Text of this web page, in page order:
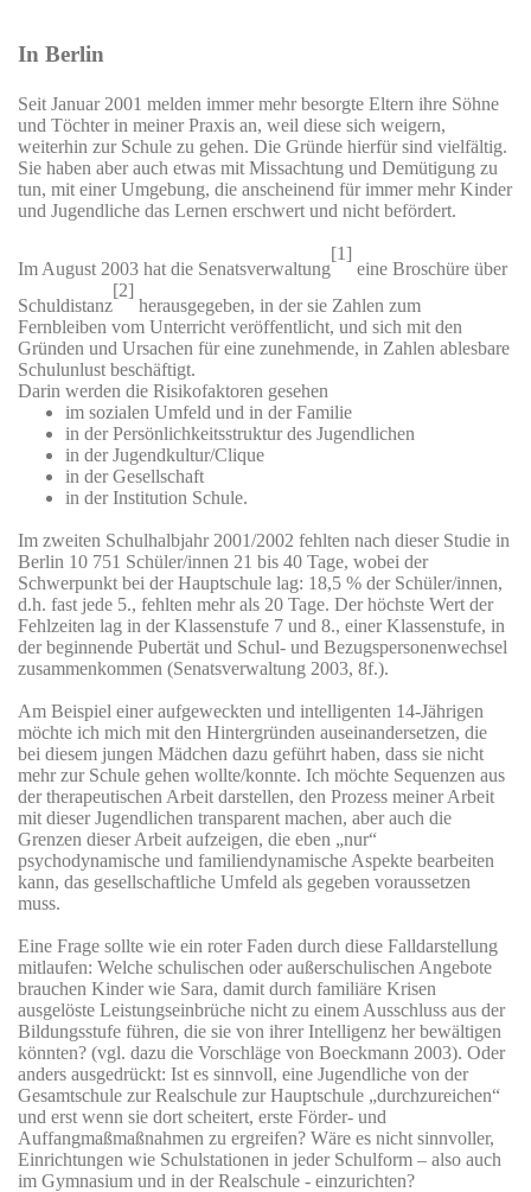
In Berlin
Seit Januar 2001 melden immer mehr besorgte Eltern ihre Söhne
und Töchter in meiner Praxis an, weil diese sich weigern,
weiterhin zur Schule zu gehen. Die Gründe hierfür sind vielfältig.
Sie haben aber auch etwas mit Missachtung und Demütigung zu
tun, mit einer Umgebung, die anscheinend für immer mehr Kinder
und Jugendliche das Lernen erschwert und nicht befördert.
Im August 2003 hat die Senatsverwaltung
[1]
eine Broschüre über
Schuldistanz
[2]
herausgegeben, in der sie Zahlen zum
Fernbleiben vom Unterricht veröffentlicht, und sich mit den
Gründen und Ursachen für eine zunehmende, in Zahlen ablesbare
Schulunlust beschäftigt.
Darin werden die Risikofaktoren gesehen
im sozialen Umfeld und in der Familie
in der Persönlichkeitsstruktur des Jugendlichen
in der Jugendkultur/Clique
in der Gesellschaft
in der Institution Schule.
Im zweiten Schulhalbjahr 2001/2002 fehlten nach dieser Studie in
Berlin 10 751 Schüler/innen 21 bis 40 Tage, wobei der
Schwerpunkt bei der Hauptschule lag: 18,5 % der Schüler/innen,
d.h. fast jede 5., fehlten mehr als 20 Tage. Der höchste Wert der
Fehlzeiten lag in der Klassenstufe 7 und 8., einer Klassenstufe, in
der beginnende Pubertät und Schul- und Bezugspersonenwechsel
zusammenkommen (Senatsverwaltung 2003, 8f.).
Am Beispiel einer aufgeweckten und intelligenten 14-Jährigen
möchte ich mich mit den Hintergründen auseinandersetzen, die
bei diesem jungen Mädchen dazu geführt haben, dass sie nicht
mehr zur Schule gehen wollte/konnte. Ich möchte Sequenzen aus
der therapeutischen Arbeit darstellen, den Prozess meiner Arbeit
mit dieser Jugendlichen transparent machen, aber auch die
Grenzen dieser Arbeit aufzeigen, die eben „nur“
psychodynamische und familiendynamische Aspekte bearbeiten
kann, das gesellschaftliche Umfeld als gegeben voraussetzen
muss.
Eine Frage sollte wie ein roter Faden durch diese Falldarstellung
mitlaufen: Welche schulischen oder außerschulischen Angebote
brauchen Kinder wie Sara, damit durch familiäre Krisen
ausgelöste Leistungseinbrüche nicht zu einem Ausschluss aus der
Bildungsstufe führen, die sie von ihrer Intelligenz her bewältigen
könnten? (vgl. dazu die Vorschläge von Boeckmann 2003). Oder
anders ausgedrückt: Ist es sinnvoll, eine Jugendliche von der
Gesamtschule zur Realschule zur Hauptschule „durchzureichen“
und erst wenn sie dort scheitert, erste Förder- und
Auffangmaßmaßnahmen zu ergreifen? Wäre es nicht sinnvoller,
Einrichtungen wie Schulstationen in jeder Schulform – also auch
im Gymnasium und in der Realschule - einzurichten?